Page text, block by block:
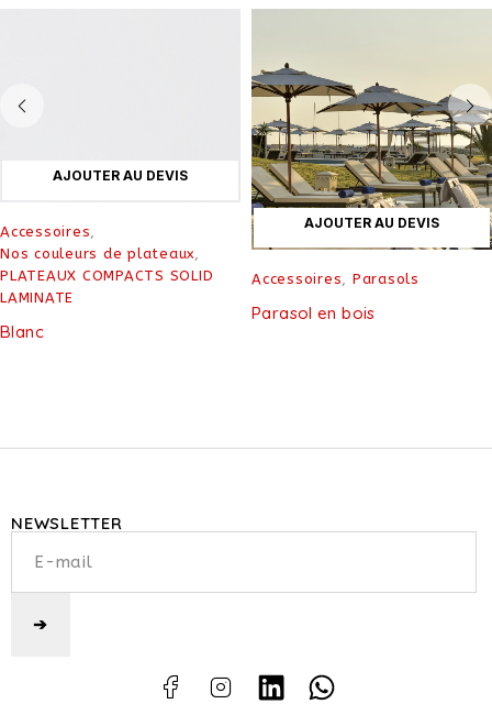
AJOUTER AU DEVIS
Accessoires
Nos couleurs de plateaux
PLATEAUX COMPACTS SOLID
LAMINATE
Blanc
AJOUTER AU DEVIS
Accessoires, Parasols
Parasol en bois
NEWSLETTER